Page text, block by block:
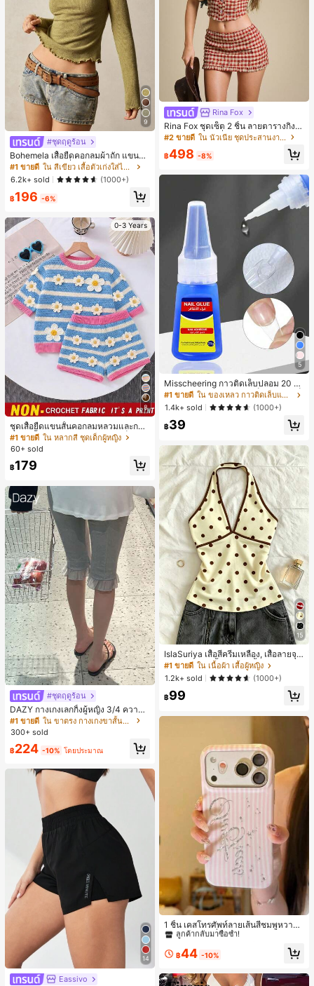
9
#ชุดฤดูร้อน
Bohemela เสื้อยืดคอกลมผ้าถัก แขนยา
ว สีเรียบ ใช้งานทั่วไป สำหรับผู้หญิง
#1 ขายดี
ใน สีเขียว เสื้อตัวเก่งใส่ได้ทุกวัน
6.2k+ sold
(1000+)
฿196 -6%
0-3 Years
8
ชุดเสื้อยืดแขนสั้นคอกลมหลวมและกาง
เกงขาสั้นไบค์เกอร์รัดรูปสำหรับเด็กผู้ห
ญิง สไตล์มินิมอล เหมาะสำหรับฤดูใบไ
#1 ขายดี ใน หลากสี ชุดเด็กผู้หญิง
60+ sold
฿179
#ชุดฤดูร้อน
DAZY กางเกงเลกกิ้งผู้หญิง 3/4 ความย
าวขา ทรงเข้ารูป แต่งลูกไม้แบบปะติด
ลำลอง สำหรับวันหยุดฤดูร้อน
#1 ขายดี
ใน ขาตรง กางเกงขาสั้นผู้หญิง
300+ sold
฿224 -10% โดยประมาณ
14
Eassivo
Rina Fox
Rina Fox ชุดเซ็ต 2 ชิ้น ลายตารางกิงแ
ฮมสีแดงสไตล์ฝรั่งเศสพิมพ์ลายดอกไม้ เ
สื้อครอปและกระโปรงมินิระบายเข้าชุด
#2 ขายดี ใน นัวเนีย ชุดประสานงานสตรี
฿498 -8%
5
Misscheering กาวติดเล็บปลอม 20 กรั
ม แรงยึดสูง เจลสติกเกอร์เล็บนุ่ม แห้งเร็
ว เหมาะสำหรับผู้เริ่มต้นทำเล็บ ติดทนน
าน
#1 ขายดี
ใน ของเหลว กาวติดเล็บและสารยึดติด
1.4k+ sold
(1000+)
฿39
15
IslaSuriya เสื้อสีครีมเหลือง, เสื้อลายจุ
ด, ชุดผู้หญิง, เสื้อผู้หญิง, เสื้อกล้ามลำลอ
ง, กำลังเป็นที่นิยม, เสื้อแฟชั่น, เสื้อ Y2k,
เสื้อผ้า Y2k, เสื้อหรูหรา, เสื้อคล้องคอ, เ
สื้อเซ็กซี่, เสื้อเปิดหลัง,
#1 ขายดี ใน เนื้อผ้า เสื้อผู้หญิง
1.2k+ sold
(1000+)
฿99
1 ชิ้น เคสโทรศัพท์ลายเส้นสีชมพูหวาน
พิมพ์ตัวอักษรเลื่อม กันกระแทก กลิตเตอ
16 Pro Max, 16 Pro, 15 Pro, 18 Pro, 1
สไตล์สาวหวานยอดนิยม
#3 ขายดี ใน ลายทาง เคสโทรศัพท์
ลูกค้ากลับมาซื้อซ้ำ!
#3 ขายดี ใน ลายทาง เคสโทรศัพท์
ลูกค้ากลับมาซื้อซ้ำ!
#3 ขายดี ใน ลายทาง เคสโทรศัพท์
ลูกค้ากลับมาซื้อซ้ำ!
#3 ขายดี
ใน ลายทาง เคสโทรศัพท์
ลูกค้ากลับมาซื้อซ้ำ!
฿44 -10%